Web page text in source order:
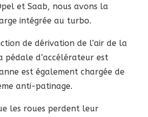
et Saab, nous avons la
intégrée au turbo.
de dérivation de l’air de la
pédale d’accélérateur est
est également chargée de
anti-patinage.
les roues perdent leur